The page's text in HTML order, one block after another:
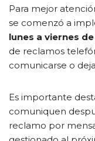
Para mejor
se comenzó a
lunes a viernes
de reclamos
comunicarse o
Es importante
comuniquen
reclamo por